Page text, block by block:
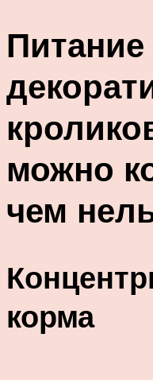
Питание
можно
чем
корма